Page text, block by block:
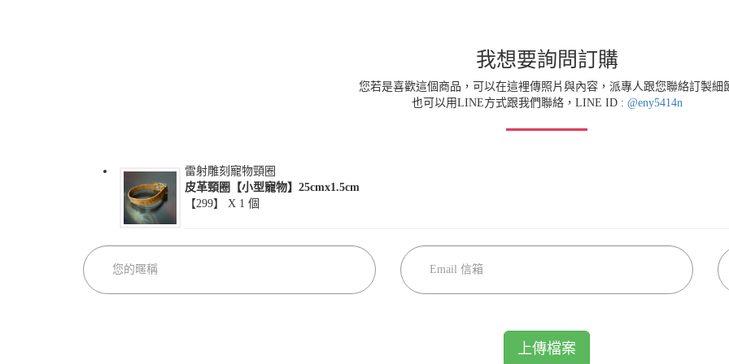
我想要詢問訂購
您若是喜歡這個商品，可以在這裡傳照片與內容，派專人跟您聯絡訂製細
也可以用LINE方式跟我們聯絡，LINE ID : @eny5414n
雷射雕刻寵物頸圈
皮革頸圈【小型寵物】25cmx1.5cm
【299】 X 1 個